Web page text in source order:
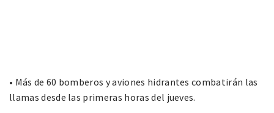
• Más de 60 bomberos y aviones hidrantes combatirán las
llamas desde las primeras horas del jueves.